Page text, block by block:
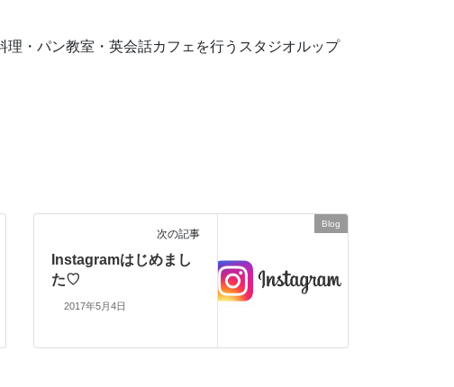
・パン教室・英会話カフェを行うスタジオルップ
Blog
次の記事
Instagramはじめまし
た♡
2017年5月4日